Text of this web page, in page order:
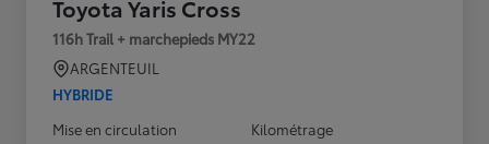
Toyota Yaris Cross
116h Trail + marchepieds MY22
ARGENTEUIL
HYBRIDE
Mise en circulation
Kilométrage